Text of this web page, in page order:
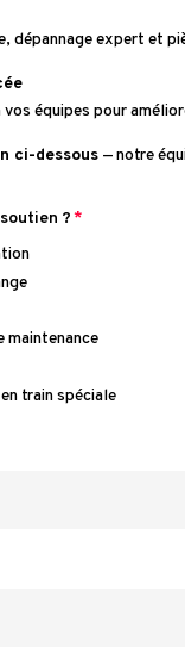
dépannage expert et
équipes pour
ci-dessous — notre
?
maintenance
train spéciale